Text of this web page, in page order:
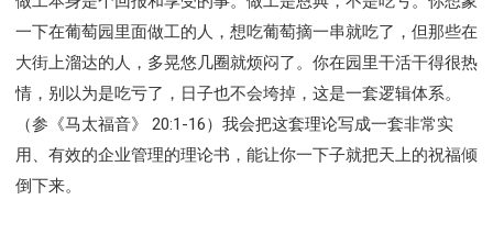
一下在葡萄园里面做工的人，想吃葡萄摘一串就吃了，但那些在
大街上溜达的人，多晃悠几圈就烦闷了。你在园里干活干得很热
情，别以为是吃亏了，日子也不会垮掉，这是一套逻辑体系。
（参《马太福音》 20:1-16）我会把这套理论写成一套非常实
用、有效的企业管理的理论书，能让你一下子就把天上的祝福倾
倒下来。